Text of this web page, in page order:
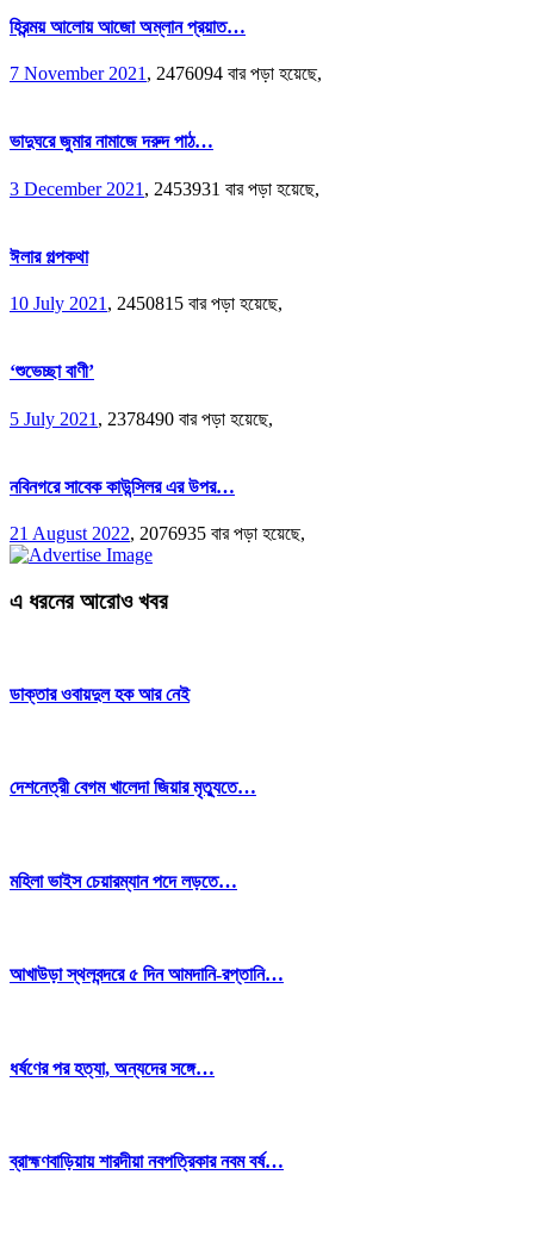
হিরন্ময় আলোয় আজো অম্লান প্রয়াত…
7 November 2021 , 2476094 বার পড়া হয়েছে,
ভাদুঘরে জুমার নামাজে দরুদ পাঠ…
3 December 2021 , 2453931 বার পড়া হয়েছে,
ঈলার গল্পকথা
10 July 2021 , 2450815 বার পড়া হয়েছে,
‘শুভেচ্ছা বাণী’
5 July 2021 , 2378490 বার পড়া হয়েছে,
নবিনগরে সাবেক কাউন্সিলর এর উপর…
21 August 2022, 2076935 বার পড়া হয়েছে,
এ ধরনের আরোও খবর
ডাক্তার ওবায়দুল হক আর নেই
দেশনেত্রী বেগম খালেদা জিয়ার মৃত্যুতে…
মহিলা ভাইস চেয়ারম্যান পদে লড়তে…
আখাউড়া স্থলবন্দরে ৫ দিন আমদানি-রপ্তানি…
ধর্ষণের পর হত্যা, অন্যদের সঙ্গে…
ব্রাহ্মণবাড়িয়ায় শারদীয়া নবপত্রিকার নবম বর্ষ…